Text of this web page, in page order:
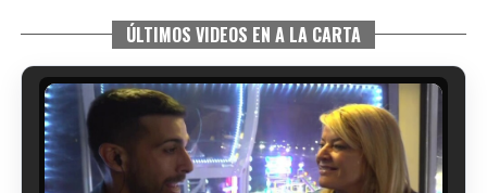
ÚLTIMOS VIDEOS EN A LA CARTA